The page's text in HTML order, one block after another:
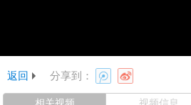
返回 分享到：